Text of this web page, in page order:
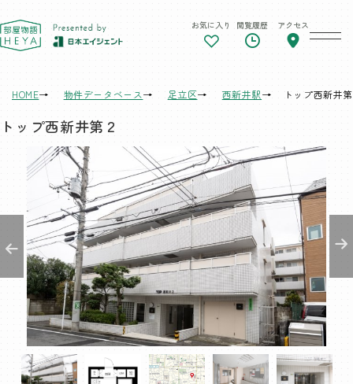
東京 部屋物語 お気に入り 閲覧履歴 アクセス
HOME 物件データベース 足立区 西新井駅 トップ西新井
トップ西新井第２